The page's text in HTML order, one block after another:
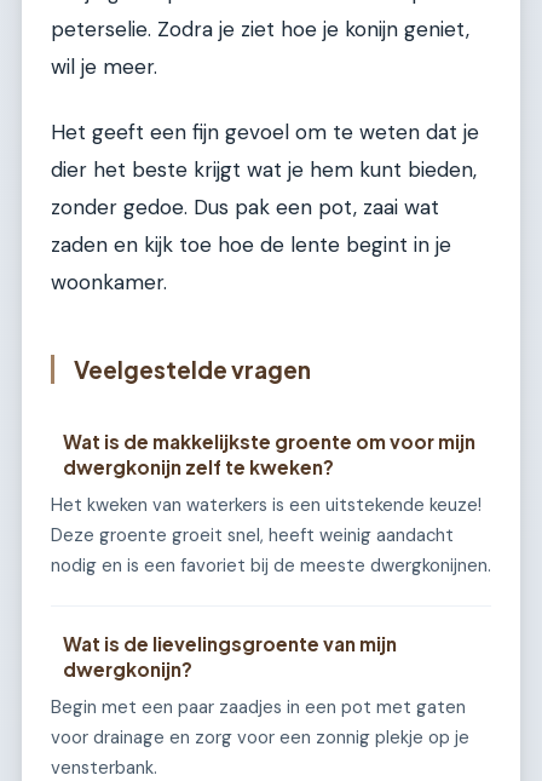
peterselie. Zodra je ziet hoe je konijn geniet,
wil je meer.
Het geeft een fijn gevoel om te weten dat je
dier het beste krijgt wat je hem kunt bieden,
zonder gedoe. Dus pak een pot, zaai wat
zaden en kijk toe hoe de lente begint in je
woonkamer.
Veelgestelde vragen
Wat is de makkelijkste groente om voor mijn
dwergkonijn zelf te kweken?
Het kweken van waterkers is een uitstekende keuze!
Deze groente groeit snel, heeft weinig aandacht
nodig en is een favoriet bij de meeste dwergkonijnen.
Wat is de lievelingsgroente van mijn
dwergkonijn?
Begin met een paar zaadjes in een pot met gaten
voor drainage en zorg voor een zonnig plekje op je
vensterbank.